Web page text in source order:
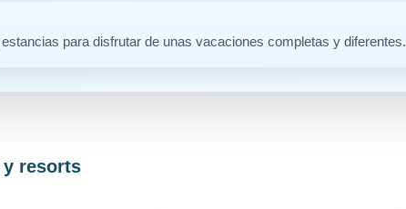
para disfrutar de unas vacaciones completas y diferentes.
y resorts